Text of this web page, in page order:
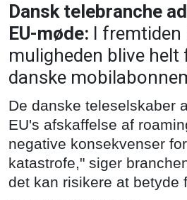
Dansk telebranche
EU-møde: I fremtiden
muligheden blive helt
danske
De danske teleselskaber
EU's afskaffelse af
negative konsekvenser
katastrofe," siger
det kan risikere at betyde